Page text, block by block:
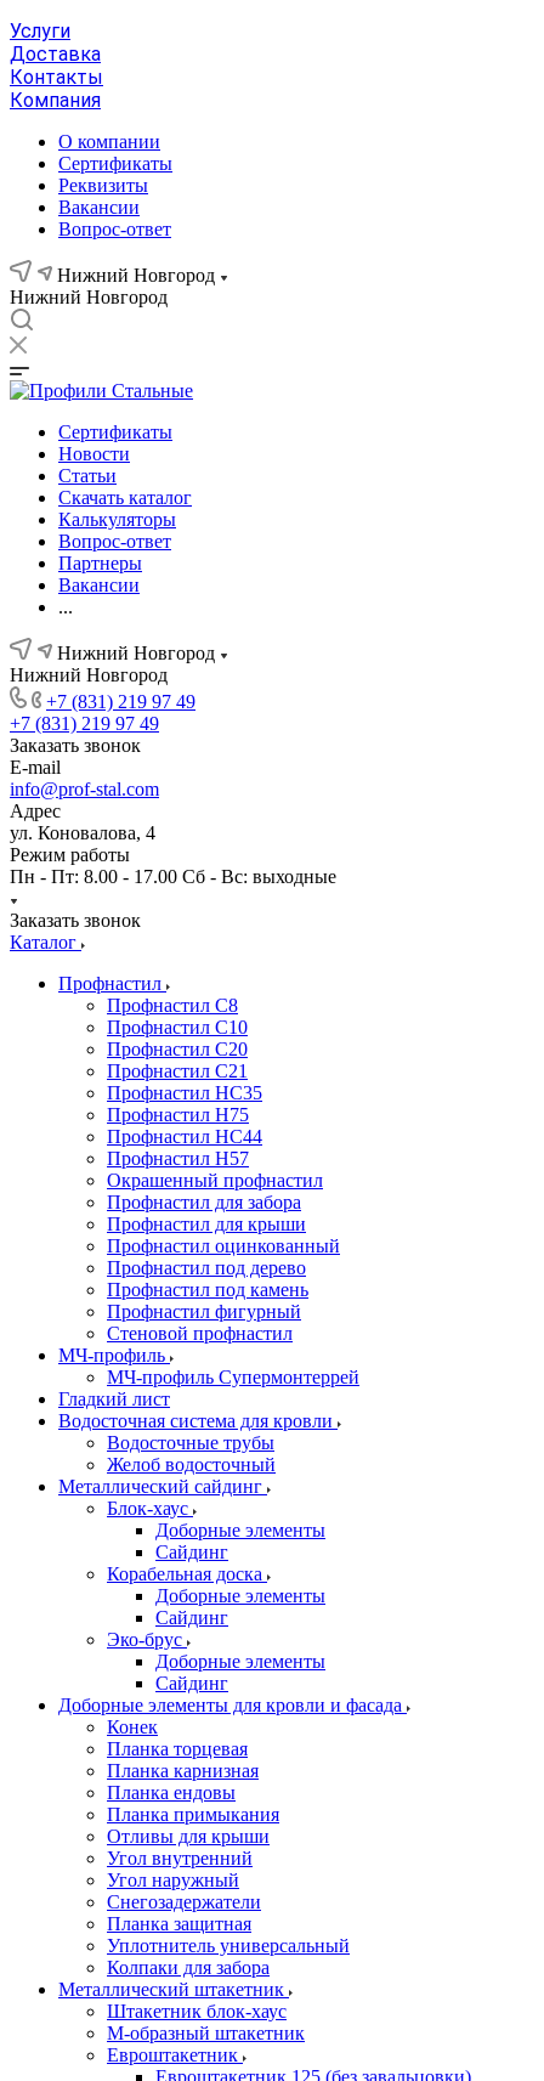
Услуги
Доставка
Контакты
Компания
О компании
Сертификаты
Реквизиты
Вакансии
Вопрос-ответ
Нижний Новгород
Нижний Новгород
Сертификаты
Новости
Статьи
Скачать каталог
Калькуляторы
Вопрос-ответ
Партнеры
Вакансии
...
Нижний Новгород
Нижний Новгород
+7 (831) 219 97 49
+7 (831) 219 97 49
Заказать звонок
E-mail
info@prof-stal.com
Адрес
ул. Коновалова, 4
Режим работы
Пн - Пт: 8.00 - 17.00 Сб - Вс: выходные
Заказать звонок
Каталог
Профнастил
Профнастил С8
Профнастил С10
Профнастил С20
Профнастил С21
Профнастил НС35
Профнастил Н75
Профнастил HC44
Профнастил Н57
Окрашенный профнастил
Профнастил для забора
Профнастил для крыши
Профнастил оцинкованный
Профнастил под дерево
Профнастил под камень
Профнастил фигурный
Стеновой профнастил
МЧ-профиль
МЧ-профиль Супермонтеррей
Гладкий лист
Водосточная система для кровли
Водосточные трубы
Желоб водосточный
Металлический сайдинг
Блок-хаус
Доборные элементы
Сайдинг
Корабельная доска
Доборные элементы
Сайдинг
Эко-брус
Доборные элементы
Сайдинг
Доборные элементы для кровли и фасада
Конек
Планка торцевая
Планка карнизная
Планка ендовы
Планка примыкания
Отливы для крыши
Угол внутренний
Угол наружный
Снегозадержатели
Планка защитная
Уплотнитель универсальный
Колпаки для забора
Металлический штакетник
Штакетник блок-хаус
М-образный штакетник
Евроштакетник
Евроштакетник 125 (без завальцовки)